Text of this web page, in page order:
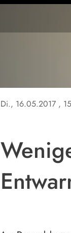
Di., 16.05.2017 ,